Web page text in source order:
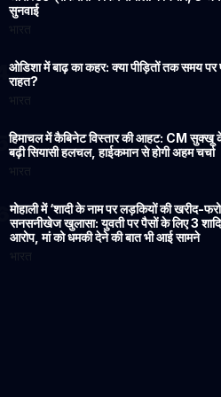
सुनवाई
4ओडिशा में बाढ़ का कहर: क्या पीड़ितों तक समय पर
राहत?
5हिमाचल में कैबिनेट विस्तार की आहट: CM सुक्खू के
बढ़ी सियासी हलचल, हाईकमान से होगी अहम चर्चा
6मोहाली में ‘शादी के नाम पर लड़कियों की खरीद-
सनसनीखेज खुलासा: युवती पर पैसों के लिए 3
आरोप, मां को धमकी देने की बात भी आई सामने